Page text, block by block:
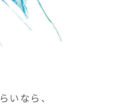
いなら、